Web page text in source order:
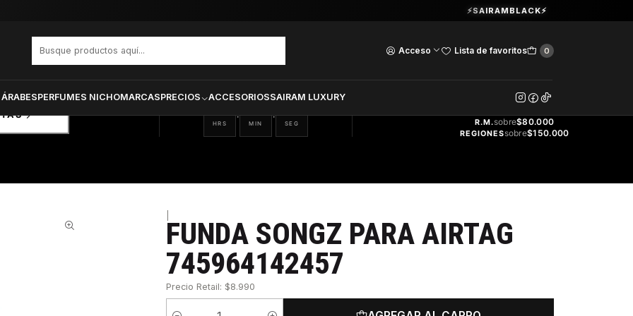
Acceso Lista de favoritos 0
PERFUMES NICHOMARCASPRECIOS ACCESORIOSSAIRAM LUXURY
Guardia Vieja 202. Oficina 102.Ver Horarios
⚡SAIRAMBLACK⚡
745964142457
12
HRS
: 20
MIN
: 36
SEG
GRATIS
R.M.sobre$80.000
REGIONESsobre$150.000
FUNDA SONGZ PARA AIRTAG
745964142457
Precio Retail: $8.990